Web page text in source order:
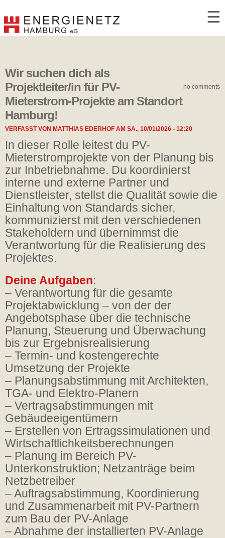
☰
no comments
Wir suchen dich als
Projektleiter/in für PV-
Mieterstrom-Projekte am Standort
Hamburg!
VERFASST VON MATTHIAS EDERHOFAM SA., 10/01/2026 - 12:20
In dieser Rolle leitest du PV-
Mieterstromprojekte von der Planung bis
zur Inbetriebnahme. Du koordinierst
interne und externe Partner und
Dienstleister, stellst die Qualität sowie die
Einhaltung von Standards sicher,
kommunizierst mit den verschiedenen
Stakeholdern und übernimmst die
Verantwortung für die Realisierung des
Projektes.
Deine Aufgaben:
– Verantwortung für die gesamte
Projektabwicklung – von der der
Angebotsphase über die technische
Planung, Steuerung und Überwachung
bis zur Ergebnisrealisierung
– Termin- und kostengerechte
Umsetzung der Projekte
– Planungsabstimmung mit Architekten,
TGA- und Elektro-Planern
– Vertragsabstimmungen mit
Gebäudeeigentümern
– Erstellen von Ertragssimulationen und
Wirtschaftlichkeitsberechnungen
– Planung im Bereich PV-
Unterkonstruktion; Netzanträge beim
Netzbetreiber
– Auftragsabstimmung, Koordinierung
und Zusammenarbeit mit PV-Partnern
zum Bau der PV-Anlage
– Abnahme der installierten PV-Anlage